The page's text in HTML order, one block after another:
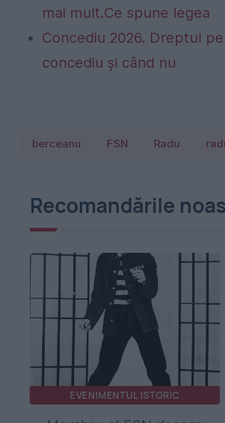
mai mult.Ce spune legea
Concediu 2026. Dreptul
concediu și când nu
berceanu FSN Radu
Recomandările
EVENIMENTUL ISTORIC